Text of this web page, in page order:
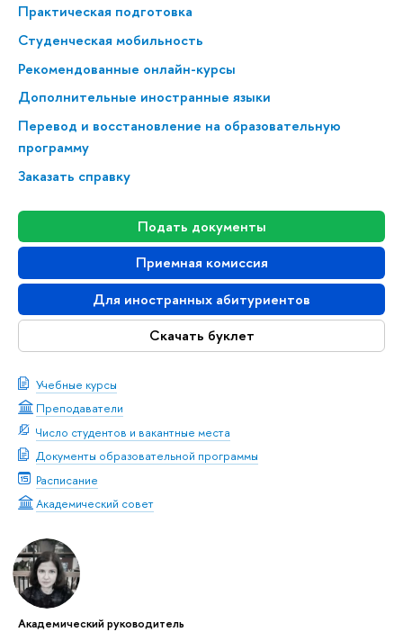
Практическая подготовка
Студенческая мобильность
Рекомендованные онлайн-курсы
Дополнительные иностранные языки
Перевод и восстановление на образовательную
программу
Заказать справку
Подать документы
Приемная комиссия
Для иностранных абитуриентов
Скачать буклет
Учебные курсы
Преподаватели
Число студентов и вакантные места
Документы образовательной программы
Расписание
Академический совет
Академический руководитель